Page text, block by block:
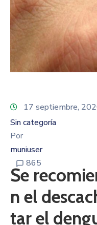
17 septiembre,
Sin categoría
Por
muniuser
865
Se
n el
tar el